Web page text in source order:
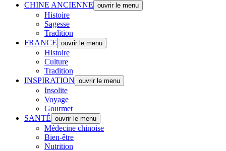
CHINE ANCIENNE ouvrir le menu
Histoire
Sagesse
Tradition
FRANCE ouvrir le menu
Histoire
Culture
Tradition
INSPIRATION ouvrir le menu
Insolite
Voyage
Gourmet
SANTÉ ouvrir le menu
Médecine chinoise
Bien-être
Nutrition